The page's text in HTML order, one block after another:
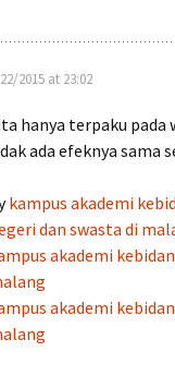
2015 at 23:02
hanya terpaku pada
ada efeknya sama
kampus akademi
dan swasta di
akademi
akademi